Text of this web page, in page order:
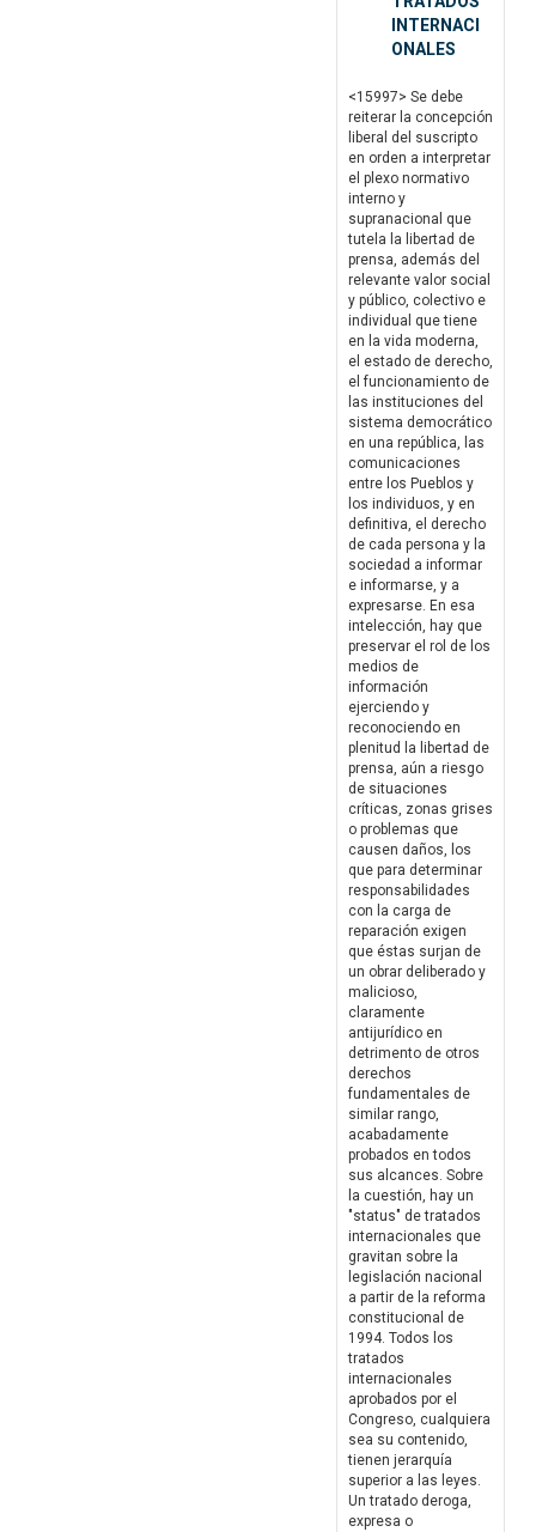
INTERNACI
ONALES
<15997> Se debe
reiterar la concepción
liberal del suscripto
en orden a interpretar
el plexo normativo
interno y
supranacional que
tutela la libertad de
prensa, además del
relevante valor social
y público, colectivo e
individual que tiene
en la vida moderna,
el estado de derecho,
el funcionamiento de
las instituciones del
sistema democrático
en una república, las
comunicaciones
entre los Pueblos y
los individuos, y en
definitiva, el derecho
de cada persona y la
sociedad a informar
e informarse, y a
expresarse. En esa
intelección, hay que
preservar el rol de los
medios de
información
ejerciendo y
reconociendo en
plenitud la libertad de
prensa, aún a riesgo
de situaciones
críticas, zonas grises
o problemas que
causen daños, los
que para determinar
responsabilidades
con la carga de
reparación exigen
que éstas surjan de
un obrar deliberado y
malicioso,
claramente
antijurídico en
detrimento de otros
derechos
fundamentales de
similar rango,
acabadamente
probados en todos
sus alcances. Sobre
la cuestión, hay un
"status" de tratados
internacionales que
gravitan sobre la
legislación nacional
a partir de la reforma
constitucional de
1994. Todos los
tratados
internacionales
aprobados por el
Congreso, cualquiera
sea su contenido,
tienen jerarquía
superior a las leyes.
Un tratado deroga,
expresa o